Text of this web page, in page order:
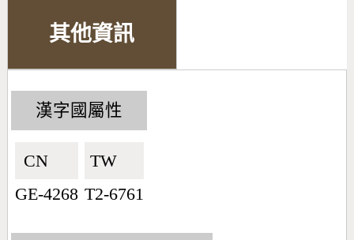
其他資訊
漢字國屬性
CN🇨🇳
GE-4268
TW🇹🇼
T2-6761